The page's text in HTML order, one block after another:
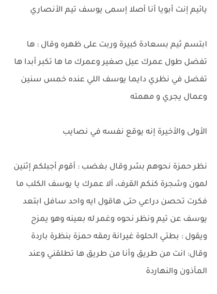
يائيم إنت أبويا أنا أصلا إسمى يوسف تيم الأنصاري
ابتسم ثيم بسعادة كبيرة وربت على ظهره وقال : ها
تفضل طول عمرك عيل صغير وعمرك ما ها تكبر أبدا ها
تفضل في نظري دايما يوسف اللي عنده خمس سنين
وعمال يجري و مهمته
الأولى والأخيرة إنه يوقع نفسه في نصايب
نظر حمزة نحوهم بشر وقال بغضب : أقوم أجبلكم إثنين
لمون وشجرة كنكم القرف، ألا عمرك يا يوسف الكلب ما
فكرت تحصن دراعي حتى هاقول ايه واحد سافل ابتعد
يوسف عن تيم ونظر نحوه وغمر له بعينه وهو يمزح
ويقول : بطتي الحلوة غيرانة رمقه حمزة بنظرة باردة
وقال: انت من طريق وأنا من طريق ها تطلقني وعند
المأذون والنهاردة